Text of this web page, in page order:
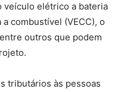
veículo elétrico a bateria
combustível (VECC), o
outros que podem
tributários às pessoas